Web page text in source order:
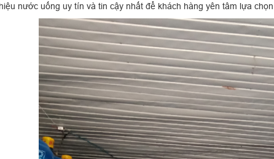
nước uống uy tín và tin cậy nhất để khách hàng yên tâm lựa chọn